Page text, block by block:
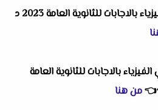
الأسئلة المقالية في الفيزياء بالاجابات للثانوية العامة 2023 د
بالاجابات للثانوية العامة
👈من هنا